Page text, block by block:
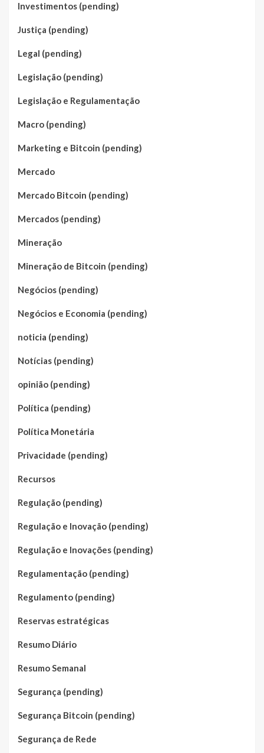
Investimentos (pending)
Justiça (pending)
Legal (pending)
Legislação (pending)
Legislação e Regulamentação
Macro (pending)
Marketing e Bitcoin (pending)
Mercado
Mercado Bitcoin (pending)
Mercados (pending)
Mineração
Mineração de Bitcoin (pending)
Negócios (pending)
Negócios e Economia (pending)
noticia (pending)
Notícias (pending)
opinião (pending)
Política (pending)
Política Monetária
Privacidade (pending)
Recursos
Regulação (pending)
Regulação e Inovação (pending)
Regulação e Inovações (pending)
Regulamentação (pending)
Regulamento (pending)
Reservas estratégicas
Resumo Diário
Resumo Semanal
Segurança (pending)
Segurança Bitcoin (pending)
Segurança de Rede